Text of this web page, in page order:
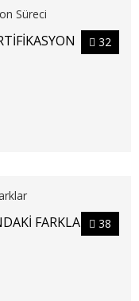
32
38
FARKLAR